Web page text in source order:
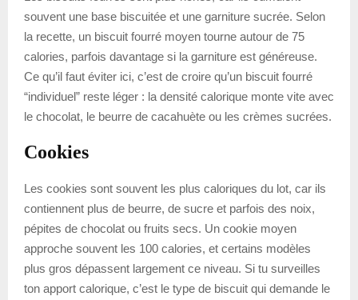
souvent une base biscuitée et une garniture sucrée. Selon
la recette, un biscuit fourré moyen tourne autour de 75
calories, parfois davantage si la garniture est généreuse.
Ce qu’il faut éviter ici, c’est de croire qu’un biscuit fourré
“individuel” reste léger : la densité calorique monte vite avec
le chocolat, le beurre de cacahuète ou les crèmes sucrées.
Cookies
Les cookies sont souvent les plus caloriques du lot, car ils
contiennent plus de beurre, de sucre et parfois des noix,
pépites de chocolat ou fruits secs. Un cookie moyen
approche souvent les 100 calories, et certains modèles
plus gros dépassent largement ce niveau. Si tu surveilles
ton apport calorique, c’est le type de biscuit qui demande le